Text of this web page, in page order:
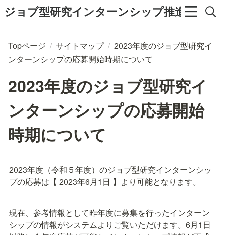
ジョブ型研究インターンシップ推進協議会
Topページ / サイトマップ / 2023年度のジョブ型研究イ
ンターンシップの応募開始時期について
2023年度のジョブ型研究イ
ンターンシップの応募開始
時期について
2023年度（令和５年度）のジョブ型研究インターンシッ
プの応募は【 2023年6月1日 】より可能となります。
現在、参考情報として昨年度に募集を行ったインターン
シップの情報がシステムよりご覧いただけます。6月1日